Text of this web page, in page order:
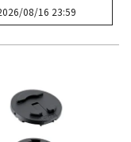
08/16 23:59